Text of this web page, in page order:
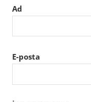
Ad
E-posta